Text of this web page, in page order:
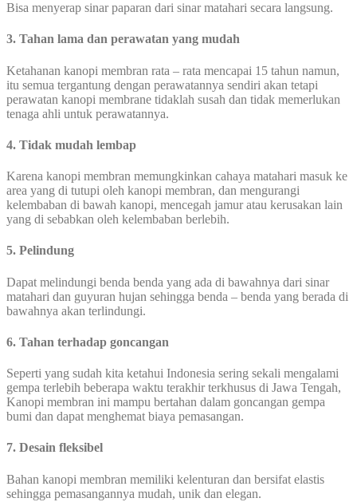
Bisa menyerap sinar paparan dari sinar matahari secara langsung.
3. Tahan lama dan perawatan yang mudah
Ketahanan kanopi membran rata – rata mencapai 15 tahun namun,
itu semua tergantung dengan perawatannya sendiri akan tetapi
perawatan kanopi membrane tidaklah susah dan tidak memerlukan
tenaga ahli untuk perawatannya.
4. Tidak mudah lembap
Karena kanopi membran memungkinkan cahaya matahari masuk ke
area yang di tutupi oleh kanopi membran, dan mengurangi
kelembaban di bawah kanopi, mencegah jamur atau kerusakan lain
yang di sebabkan oleh kelembaban berlebih.
5. Pelindung
Dapat melindungi benda benda yang ada di bawahnya dari sinar
matahari dan guyuran hujan sehingga benda – benda yang berada di
bawahnya akan terlindungi.
6. Tahan terhadap goncangan
Seperti yang sudah kita ketahui Indonesia sering sekali mengalami
gempa terlebih beberapa waktu terakhir terkhusus di Jawa Tengah,
Kanopi membran ini mampu bertahan dalam goncangan gempa
bumi dan dapat menghemat biaya pemasangan.
7. Desain fleksibel
Bahan kanopi membran memiliki kelenturan dan bersifat elastis
sehingga pemasangannya mudah, unik dan elegan.